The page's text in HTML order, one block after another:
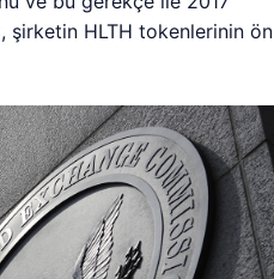
şirketin HLTH tokenlerinin ön